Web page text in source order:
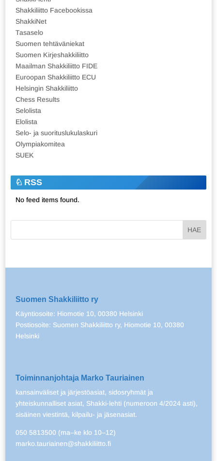
Shakkiliitto Facebookissa
ShakkiNet
Tasaselo
Suomen tehtäväniekat
Suomen Kirjeshakkiliitto
Maailman Shakkiliitto FIDE
Euroopan Shakkiliitto ECU
Helsingin Shakkiliitto
Chess Results
Selolista
Elolista
Selo- ja suorituslukulaskuri
Olympiakomitea
SUEK
RSS
No feed items found.
Suomen Shakkiliitto ry
Käyntiosoite: Hiomotie 10, 00380 Helsinki
Postiosoite: Suomen Shakkiliitto ry, Hiomotie 10, 00380
Helsinki
Toiminnanjohtaja Marko Tauriainen
kansainväliset ja järjestöasiat, sidosryhmät ja
yhteiskunnalliset asiat, Shakki-lehti (numeroon 4/2024 asti),
sisäinen viestintä, kilpailu- ja jäsenasiat.
050 5813500 (ma–ke klo 10–12)
marko.tauriainen@shakkiliitto.fi